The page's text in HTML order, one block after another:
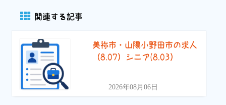
関連する記事
美祢市・山陽小野田市の求人
（8.07）シニア(8.03）
2026年08月06日